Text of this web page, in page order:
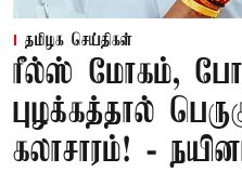
தமிழக செய்திகள்
ரீல்ஸ் மோகம்,
புழக்கத்தால்
கலாசாரம்! -